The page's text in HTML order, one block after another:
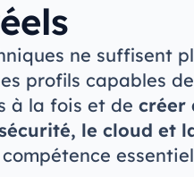
ne suffisent
profils capables
à la fois et de créer
le cloud et